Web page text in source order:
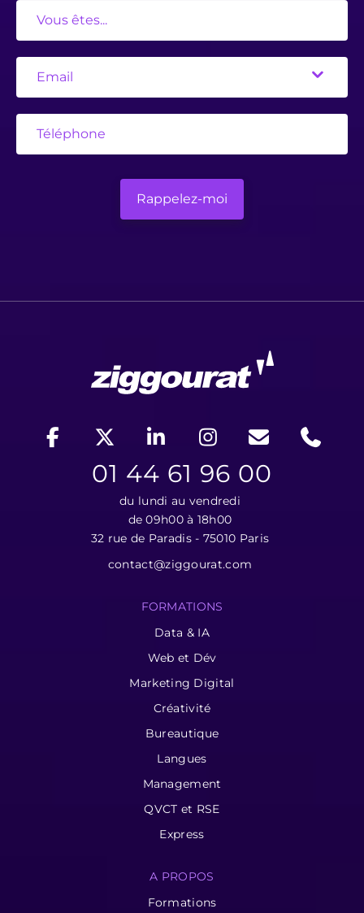
01 44 61 96 00
du lundi au vendredi
de 09h00 à 18h00
32 rue de Paradis - 75010 Paris
contact@ziggourat.com
FORMATIONS
Data & IA
Web et Dév
Marketing Digital
Créativité
Bureautique
Langues
Management
QVCT et RSE
Express
A PROPOS
Formations